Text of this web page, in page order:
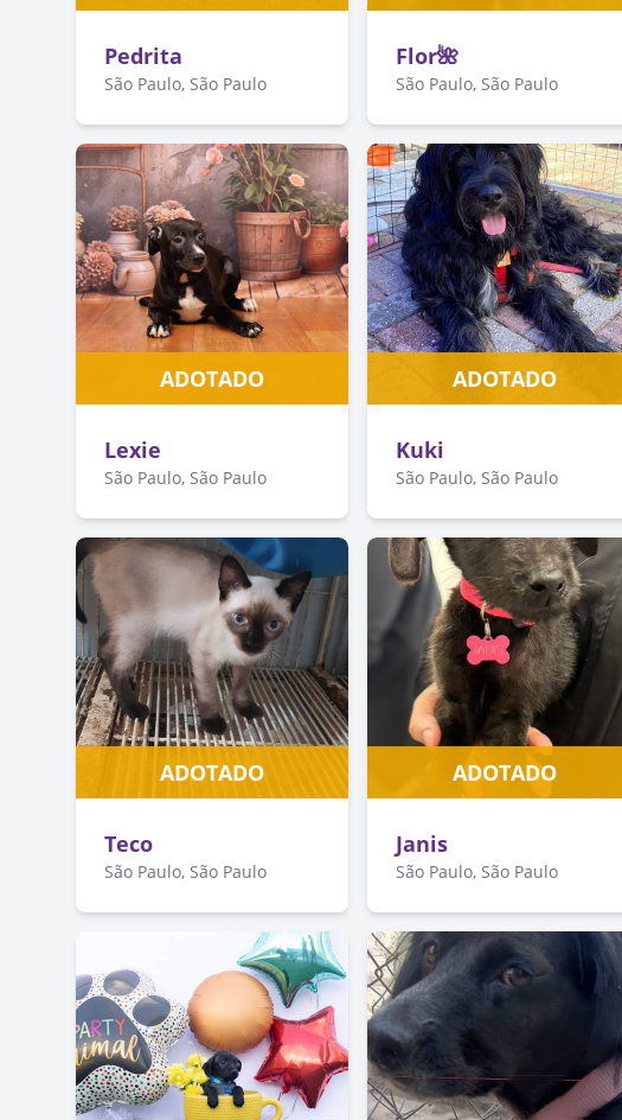
Pedrita
São Paulo, São Paulo
Flor🌺
São Paulo, São Paulo
ADOTADO
Lexie
São Paulo, São Paulo
ADOTADO
Kuki
São Paulo, São Paulo
ADOTADO
Teco
São Paulo, São Paulo
ADOTADO
Janis
São Paulo, São Paulo